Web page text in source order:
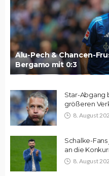
Alu-Pech & Chancen-
Bergamo mit 0:3
Star-Abgang
größeren
8. August
Schalke-
an die
8. August